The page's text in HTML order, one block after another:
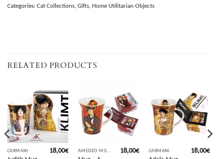
Categories: Cat Collections, Gifts, Home Utilitarian Objects
RELATED PRODUCTS
CARMANI 18,00€ AMEDEO MODIGLIANI 18,00€ CARMANI 18,00€